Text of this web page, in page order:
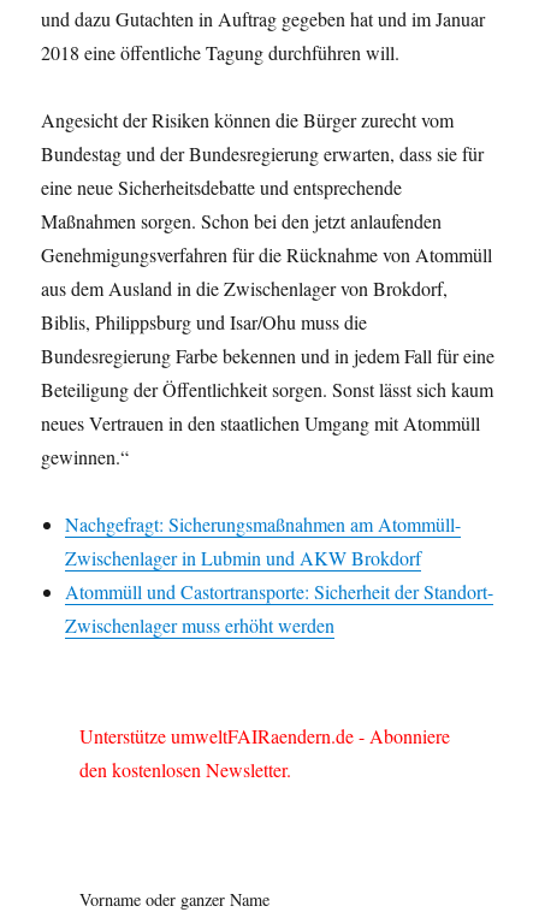
und dazu Gutachten in Auftrag gegeben hat und im Januar
2018 eine öffentliche Tagung durchführen will.
Angesicht der Risiken können die Bürger zurecht vom
Bundestag und der Bundesregierung erwarten, dass sie für
eine neue Sicherheitsdebatte und entsprechende
Maßnahmen sorgen. Schon bei den jetzt anlaufenden
Genehmigungsverfahren für die Rücknahme von Atommüll
aus dem Ausland in die Zwischenlager von Brokdorf,
Biblis, Philippsburg und Isar/Ohu muss die
Bundesregierung Farbe bekennen und in jedem Fall für eine
Beteiligung der Öffentlichkeit sorgen. Sonst lässt sich kaum
neues Vertrauen in den staatlichen Umgang mit Atommüll
gewinnen.“
Nachgefragt: Sicherungsmaßnahmen am Atommüll-
Zwischenlager in Lubmin und AKW Brokdorf
Atommüll und Castortransporte: Sicherheit der Standort-
Zwischenlager muss erhöht werden
Unterstütze umweltFAIRaendern.de - Abonniere
den kostenlosen Newsletter.
Vorname oder ganzer Name